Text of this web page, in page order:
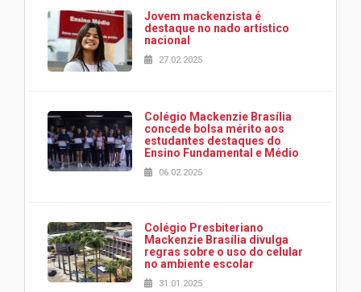
Jovem mackenzista é
destaque no nado artístico
nacional
27.02.2025
Colégio Mackenzie Brasília
concede bolsa mérito aos
estudantes destaques do
Ensino Fundamental e Médio
06.02.2025
Colégio Presbiteriano
Mackenzie Brasília divulga
regras sobre o uso do celular
no ambiente escolar
31.01.2025